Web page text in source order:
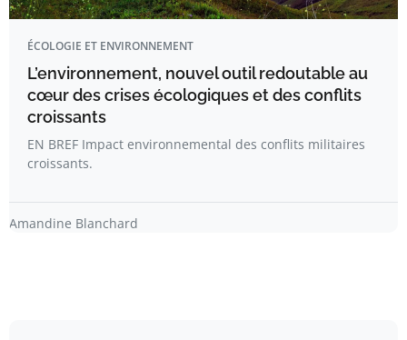
ÉCOLOGIE ET ENVIRONNEMENT
L’environnement, nouvel outil redoutable au
cœur des crises écologiques et des conflits
croissants
EN BREF Impact environnemental des conflits militaires
croissants.
Amandine Blanchard